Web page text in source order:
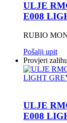
ULJE
E008
RUBIO
Pošalji upit
Provjeri zalihu
ULJE
E008